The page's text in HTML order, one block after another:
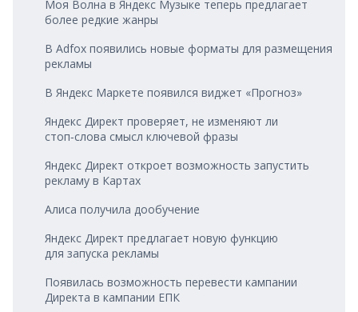
Моя Волна в Яндекс Музыке теперь предлагает
более редкие жанры
В Adfox появились новые форматы для размещения
рекламы
В Яндекс Маркете появился виджет «Прогноз»
Яндекс Директ проверяет, не изменяют ли
стоп‑слова смысл ключевой фразы
Яндекс Директ откроет возможность запустить
рекламу в Картах
Алиса получила дообучение
Яндекс Директ предлагает новую функцию
для запуска рекламы
Появилась возможность перевести кампании
Директа в кампании ЕПК